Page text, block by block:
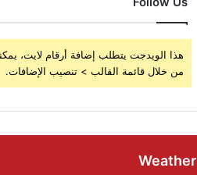
هذا الويدجت يتطلب إضافة أرقام لايت،
من خلال قائمة القالب > تنصيب الإضافات.
Weather